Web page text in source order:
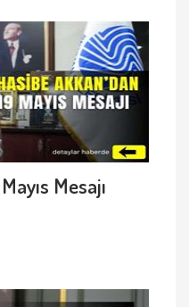
Mesajı